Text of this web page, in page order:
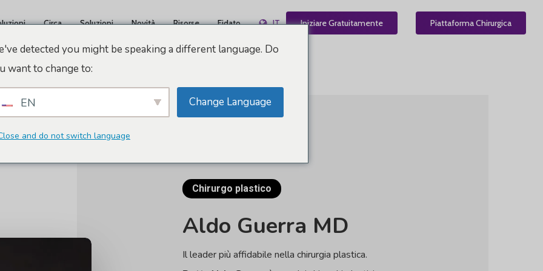
Circa Soluzioni Novità Risorse Fidato IT Iniziare Gratuitamente Piattaforma Chirurgica
Chirurgo plastico
Aldo Guerra MD
Il leader più affidabile nella chirurgia plastica.
detected you might be speaking a different language. Do
want to change to:
EN Change Language
and do not switch language